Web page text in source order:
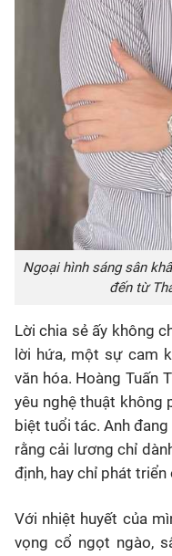
Ngoại hình sáng sân
đến từ
Lời chia sẻ ấy không
lời hứa, một sự cam
văn hóa. Hoàng Tuấn
yêu nghệ thuật không
biệt tuổi tác. Anh
rằng cải lương chỉ
định, hay chỉ phát
Với nhiệt huyết của
vọng cổ ngọt ngào,